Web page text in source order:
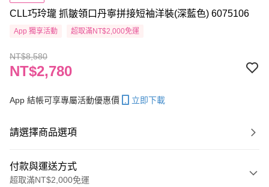
CLL巧玲瓏 抓皺領口丹寧拼接短袖洋裝(深藍色) 6075106
App 獨享活動 超取滿NT$2,000免運
NT$8,580
NT$2,780
App 結帳可享專屬活動優惠價 立即下載
請選擇商品選項
付款與運送方式
超取滿NT$2,000免運